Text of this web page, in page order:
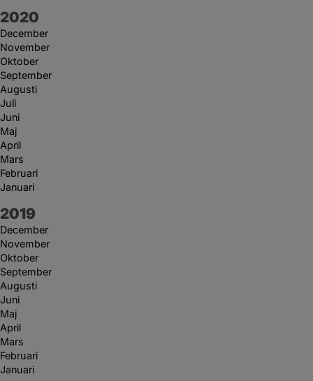
År:
2020
December
November
Oktober
September
Augusti
Juli
Juni
Maj
April
Mars
Februari
Januari
År:
2019
December
November
Oktober
September
Augusti
Juni
Maj
April
Mars
Februari
Januari